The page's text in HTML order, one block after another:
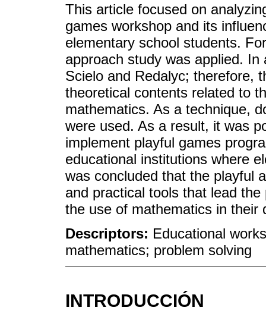
This article focused on
games workshop and its
elementary school students.
approach study was applied.
Scielo and Redalyc; therefore,
theoretical contents related to
mathematics. As a technique,
were used. As a result, it was
implement playful games
educational institutions where
was concluded that the playful
and practical tools that lead
the use of mathematics in their
Descriptors: Educational
mathematics; problem solving
INTRODUCCIÓN